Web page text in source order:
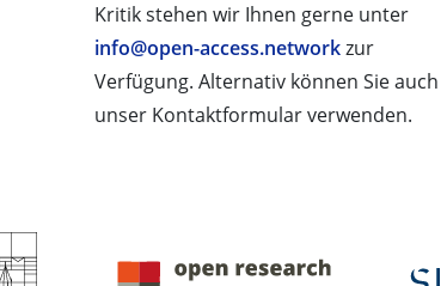
Kritik stehen wir Ihnen gerne unter
info@open-access.networkzur
Verfügung. Alternativ können Sie auch
unser Kontaktformular verwenden.